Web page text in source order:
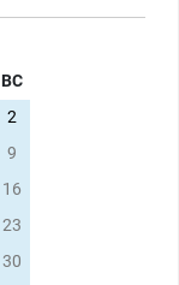
ВС
2
9
16
23
30